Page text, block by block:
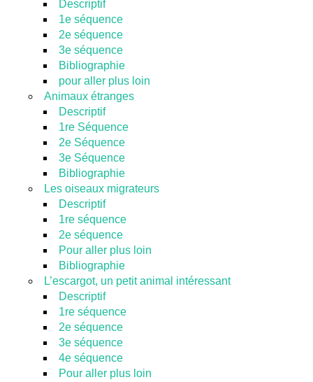
Descriptif
1e séquence
2e séquence
3e séquence
Bibliographie
pour aller plus loin
Animaux étranges
Descriptif
1re Séquence
2e Séquence
3e Séquence
Bibliographie
Les oiseaux migrateurs
Descriptif
1re séquence
2e séquence
Pour aller plus loin
Bibliographie
L’escargot, un petit animal intéressant
Descriptif
1re séquence
2e séquence
3e séquence
4e séquence
Pour aller plus loin